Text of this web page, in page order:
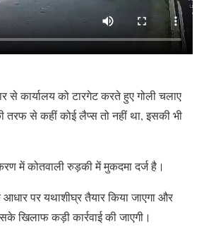
से कार्यालय को टारगेट करते हुए गोली चलाए
तरफ से कहीं कोई लैप्स तो नहीं था, इसकी भी
में कोतवाली रुड़की में मुकदमा दर्ज है।
आधार पर यथाशीघ्र तैयार किया जाएगा और
खिलाफ कड़ी कार्रवाई की जाएगी।